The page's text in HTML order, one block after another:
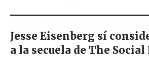
Jesse Eisenberg sí
a la secuela de The